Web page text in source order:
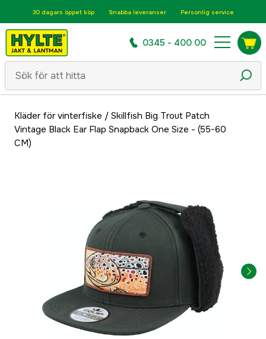
30 dagars öppet köp Snabba leveranser Personlig service
0345 - 400 00
Kläder för vinterfiske / Skillfish Big Trout Patch
Vintage Black Ear Flap Snapback One Size - (55-60
CM)